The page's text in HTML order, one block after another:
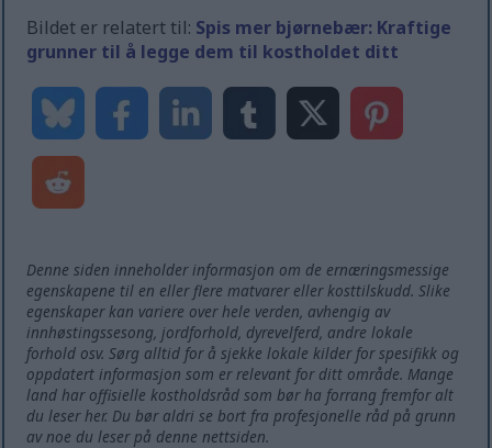
Bildet er relatert til: Spis mer bjørnebær: Kraftige
grunner til å legge dem til kostholdet ditt
Denne siden inneholder informasjon om de ernæringsmessige
egenskapene til en eller flere matvarer eller kosttilskudd. Slike
egenskaper kan variere over hele verden, avhengig av
innhøstingssesong, jordforhold, dyrevelferd, andre lokale
forhold osv. Sørg alltid for å sjekke lokale kilder for spesifikk og
oppdatert informasjon som er relevant for ditt område. Mange
land har offisielle kostholdsråd som bør ha forrang fremfor alt
du leser her. Du bør aldri se bort fra profesjonelle råd på grunn
av noe du leser på denne nettsiden.